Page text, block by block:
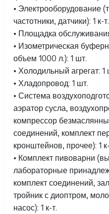
• Электрооборудование
частотники, датчики): 1 к-т.
• Площадка
• Изометрическая
объем 1000 л.): 1 шт.
• Холодильный агрегат: 1
• Хладопровод: 1 шт.
• Система
аэратор сусла,
компрессор
соединений, комплект
кронштейнов, прочее): 1
• Комплект пивоварни
лабораторные
комплект соединений,
тройник с диоптром,
насос): 1 к-т.